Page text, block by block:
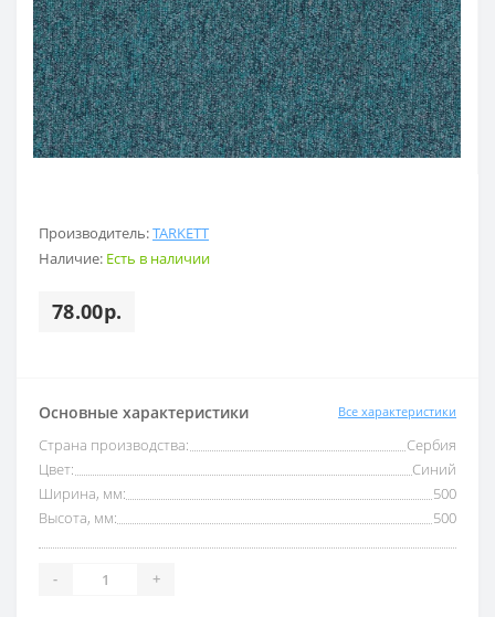
Производитель:TARKETT
Наличие: Есть в наличии
78.00р.
Основные характеристики Все характеристики
Страна производства:
Сербия
Цвет:
Синий
Ширина, мм:
500
Высота, мм:
500
- +